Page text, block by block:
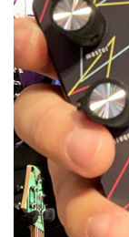
ドラム
キーボード
管楽器